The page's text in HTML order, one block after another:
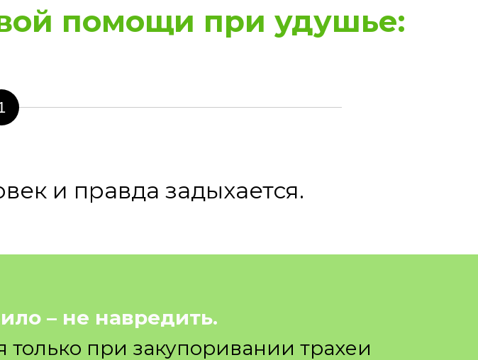
помощи при удушье:
и правда задыхается.
– не навредить.
при закупоривании трахеи